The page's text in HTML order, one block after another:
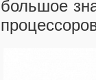
большое